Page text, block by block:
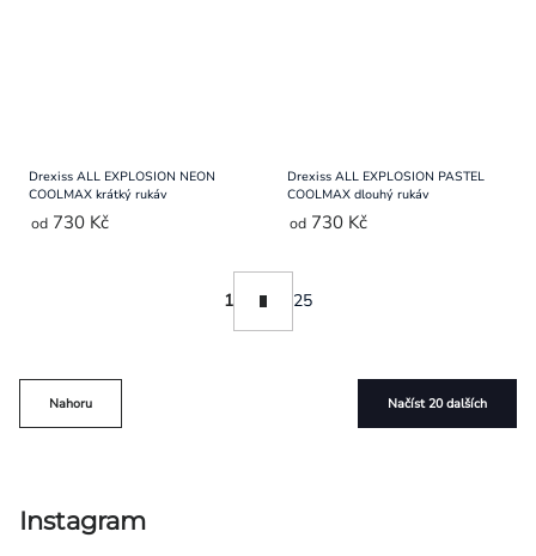
Drexiss ALL EXPLOSION NEON
COOLMAX krátký rukáv
od 730 Kč
Drexiss ALL EXPLOSION PASTEL
COOLMAX dlouhý rukáv
od 730 Kč
Načíst 20 dalších
1 25
Nahoru
Instagram